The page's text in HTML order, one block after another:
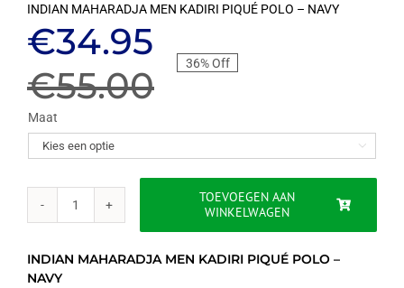
INDIAN MAHARADJA MEN KADIRI PIQUÉ POLO – NAVY
€55.00
Oorspronkelijke
prijs
was:
€55.00.
€34.95
Huidige
prijs
is:
€34.95.
36% Off
Maat

INDIAN
MAHARADJA
TOEVOEGEN AAN
WINKELWAGEN
INDIAN MAHARADJA MEN KADIRI PIQUÉ POLO –
NAVY